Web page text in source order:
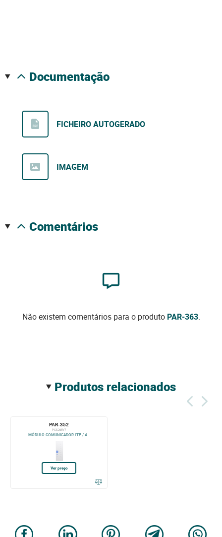
documentação
FICHEIRO AUTOGERADO
IMAGEM
comentários
Não existem comentários para o produto PAR-363.
produtos relacionados
PAR-352
PCS265V7
MÓDULO COMUNICADOR LTE / 4...
Ver preço